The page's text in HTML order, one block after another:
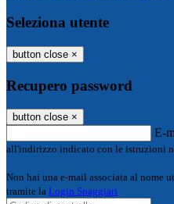
Seleziona utente
button close ×
Recupero password
button close ×
E-
all'indirizzo indicato con le istruzioni
Non hai una e-mail associata al nome
tramite la Login Spaggiari